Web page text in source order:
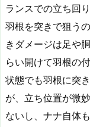
ランスでの立ち回
羽根を突きで狙う
きダメージは足や
らい開けて羽根の
状態でも羽根に突
が、立ち位置が微
ないし、ナナ自体